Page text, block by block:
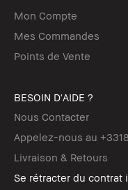
Mon Compte
Mes Commandes
Points de Vente
BESOIN D'AIDE ?
Nous Contacter
Appelez-nous au
Livraison & Retours
Se rétracter du contrat